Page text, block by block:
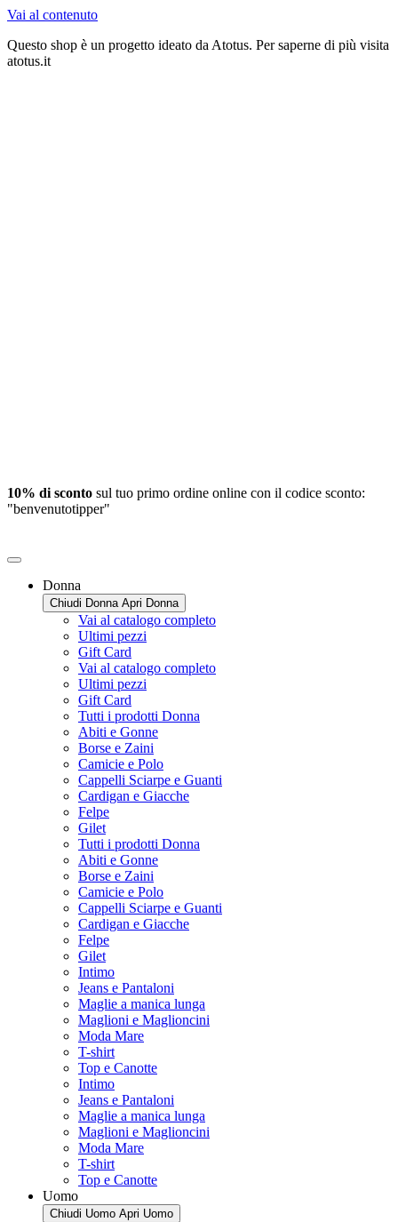
Vai al contenuto
Questo shop è un progetto ideato da Atotus. Per saperne di più visita
atotus.it
10% di sconto sul tuo primo ordine online con il codice sconto:
"benvenutotipper"
Donna
Chiudi Donna Apri Donna
Vai al catalogo completo
Ultimi pezzi
Gift Card
Vai al catalogo completo
Ultimi pezzi
Gift Card
Tutti i prodotti Donna
Abiti e Gonne
Borse e Zaini
Camicie e Polo
Cappelli Sciarpe e Guanti
Cardigan e Giacche
Felpe
Gilet
Tutti i prodotti Donna
Abiti e Gonne
Borse e Zaini
Camicie e Polo
Cappelli Sciarpe e Guanti
Cardigan e Giacche
Felpe
Gilet
Intimo
Jeans e Pantaloni
Maglie a manica lunga
Maglioni e Maglioncini
Moda Mare
T-shirt
Top e Canotte
Intimo
Jeans e Pantaloni
Maglie a manica lunga
Maglioni e Maglioncini
Moda Mare
T-shirt
Top e Canotte
Uomo
Chiudi Uomo Apri Uomo